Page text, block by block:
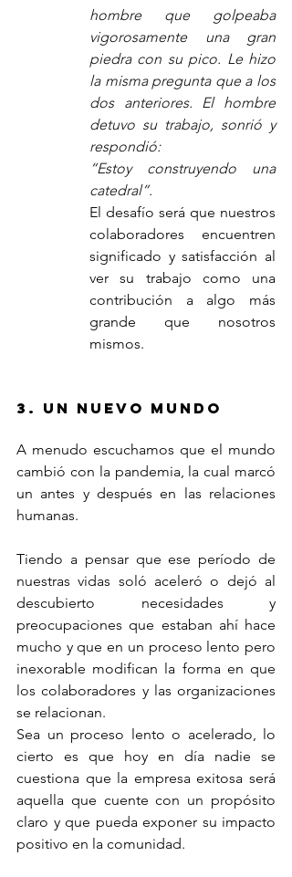
hombre que golpeaba
vigorosamente una gran
piedra con su pico. Le hizo
la misma pregunta que a los
dos anteriores. El hombre
detuvo su trabajo, sonrió y
respondió:
“Estoy construyendo una
catedral”.
El desafío será que nuestros
colaboradores encuentren
significado y satisfacción al
ver su trabajo como una
contribución a algo más
grande que nosotros
mismos.
3. Un nuevo mundo
A menudo escuchamos que el mundo
cambió con la pandemia, la cual marcó
un antes y después en las relaciones
humanas.
Tiendo a pensar que ese período de
nuestras vidas soló aceleró o dejó al
descubierto necesidades y
preocupaciones que estaban ahí hace
mucho y que en un proceso lento pero
inexorable modifican la forma en que
los colaboradores y las organizaciones
se relacionan.
Sea un proceso lento o acelerado, lo
cierto es que hoy en día nadie se
cuestiona que la empresa exitosa será
aquella que cuente con un propósito
claro y que pueda exponer su impacto
positivo en la comunidad.